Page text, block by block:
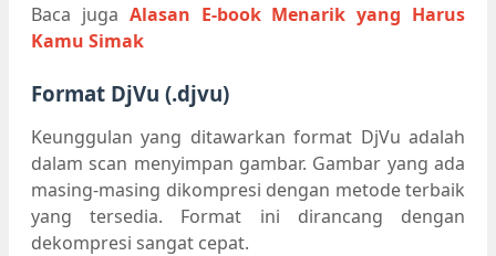
Baca juga Alasan E-book Menarik yang Harus
Kamu Simak
Format DjVu (.djvu)
Keunggulan yang ditawarkan format DjVu adalah
dalam scan menyimpan gambar. Gambar yang ada
masing-masing dikompresi dengan metode terbaik
yang tersedia. Format ini dirancang dengan
dekompresi sangat cepat.